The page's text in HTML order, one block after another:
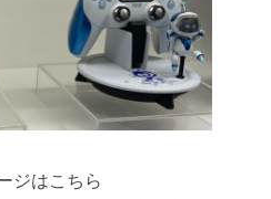
ジはこちら